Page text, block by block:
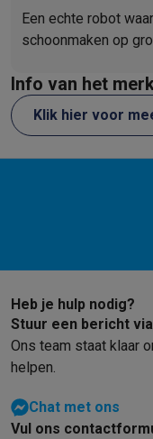
Een echte robot
schoonmaken op
oude, die alleen een
Ga ervoor! 💪
Info van het
Klik hier voor
Heb je hulp nodig?
Stuur een bericht
Ons team staat klaar
helpen.
Chat met ons
Vul ons